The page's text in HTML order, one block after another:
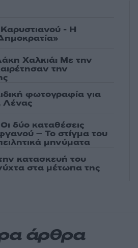
- Η
Χαλκιά: Με την
την
φωτογραφία για
Λένας
δύο καταθέσεις
– Το στίγμα του
μηνύματα
κατασκευή του
στα μέτωπα της
άρθρα